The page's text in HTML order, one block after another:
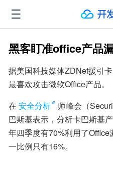
黑客盯准office产品
据美国科技媒体ZDNet援引
最喜欢攻击微软Office产品。
在 安全分析
师峰会（
巴斯基表示，分析卡巴斯基
年四季度有70%利用了
一比例只有16%。